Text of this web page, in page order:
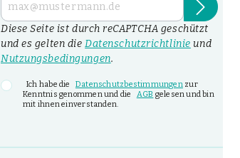
Diese Seite ist durch reCAPTCHA geschützt
und es gelten dieDatenschutzrichtlinie und
Nutzungsbedingungen.
Ich habe die Datenschutzbestimmungenzur
Kenntnis genommen und die
AGB gelesen und bin
mit ihnen einverstanden.